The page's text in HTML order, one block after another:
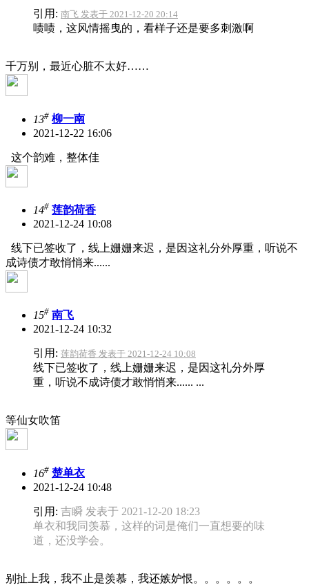
引用: 南飞 发表于 2021-12-20 20:14
啧啧，这风情摇曳的，看样子还是要多刺激啊
千万别，最近心脏不太好……
13# 柳一南
2021-12-22 16:06
这个韵难，整体佳
14# 莲韵荷香
2021-12-24 10:08
线下已签收了，线上姗姗来迟，是因这礼分外厚重，听说不
成诗债才敢悄悄来......
15# 南飞
2021-12-24 10:32
引用: 莲韵荷香 发表于 2021-12-24 10:08
线下已签收了，线上姗姗来迟，是因这礼分外厚
重，听说不成诗债才敢悄悄来...... ...
等仙女吹笛
16# 楚单衣
2021-12-24 10:48
引用: 吉瞬 发表于 2021-12-20 18:23
单衣和我同羡慕，这样的词是俺们一直想要的味
道，还没学会。
别扯上我，我不止是羡慕，我还嫉妒恨。。。。。。